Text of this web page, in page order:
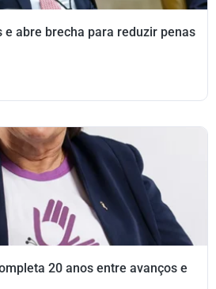
e abre brecha para reduzir penas
20 anos entre avanços e